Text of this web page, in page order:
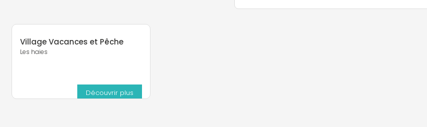
Village Vacances et Pêche
Les haies
Découvrir plus